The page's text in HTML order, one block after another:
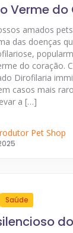
Verme
amados
das doenças
do coração.
Dirofilaria
casos mais
a […]
Pet Shop
Saúde